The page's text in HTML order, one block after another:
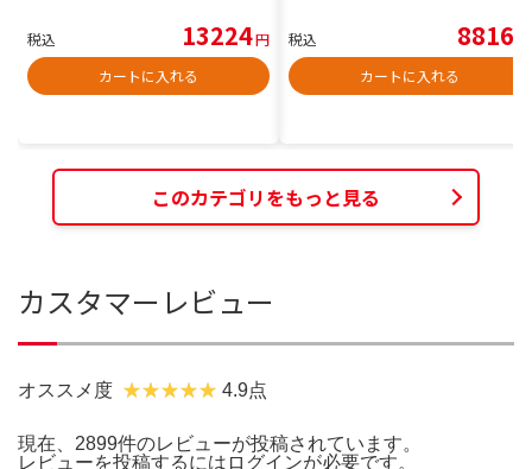
税込 13224円
カートに入れる
税込 8816
カートに入れる
このカテゴリをもっと見る
カスタマーレビュー
オススメ度 4.9点
現在、2899件のレビューが投稿されています。
レビューを投稿するには ログインが必要です。